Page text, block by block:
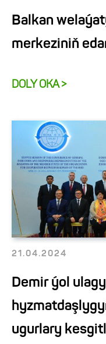
Balkan
merkeziniň
DOLY OKA >
21.04.2024
Demir ýol
ugurlary